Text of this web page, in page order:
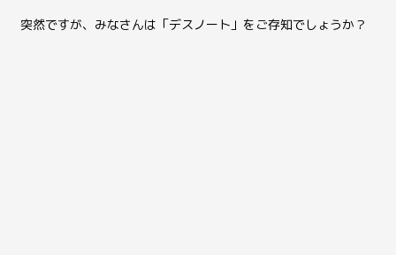
突然ですが、みなさんは「デスノート」をご存知でしょうか？